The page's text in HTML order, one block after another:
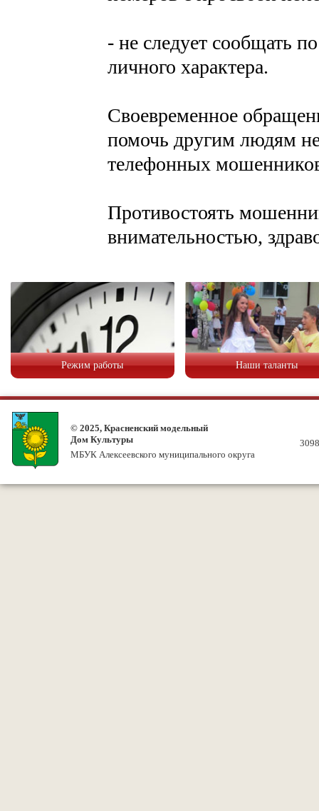
- не следует сообщать
личного характера.
Своевременное
помочь другим людям
телефонных
Противостоять
внимательностью,
Режим работы Наши таланты
© 2025, Красненский модельный
Дом Культуры
МБУК Алексеевского муниципального округа